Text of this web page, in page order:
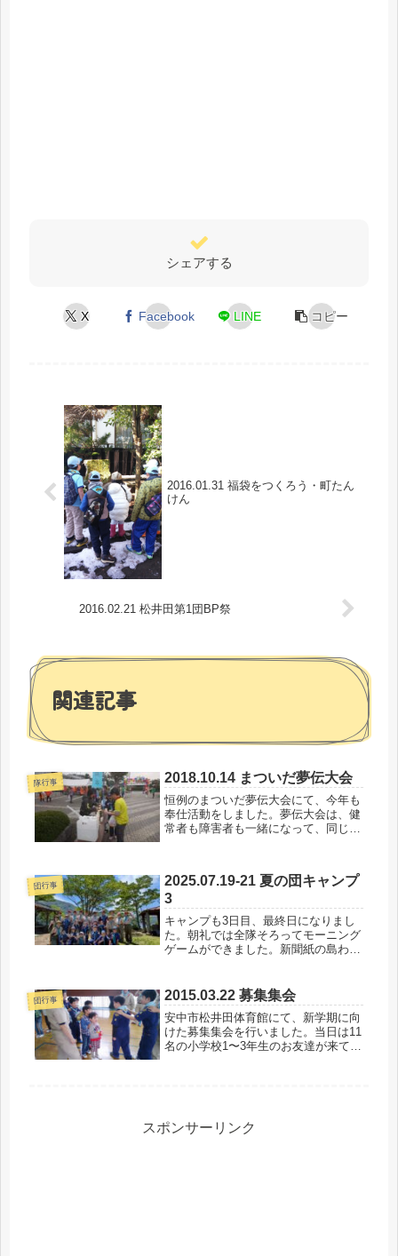
シェアする
X Facebook LINE コピー
2016.01.31 福袋をつくろう・町たん
けん
2016.02.21 松井田第1団BP祭
関連記事
隊行事 2018.10.14 まついだ夢伝大会
恒例のまついだ夢伝大会にて、今年も
奉仕活動をしました。夢伝大会は、健
常者も障害者も一緒になって、同じコ
ス中での給水ボランティアをしまし
た。また、会場では募金活動を行いま
した...
団行事
2025.07.19-21 夏の団キャンプ
3
キャンプも3日目、最終日になりまし
た。朝礼では全隊そろってモーニング
ゲームができました。新聞紙の島わた
ーチームの勝利となりました。3日目
の予定は撤営だけですが、3日間とも
よ...
団行事 2015.03.22 募集集会
安中市松井田体育館にて、新学期に向
けた募集集会を行いました。当日は11
名の小学校1〜3年生のお友達が来てく
スポンサーリンク